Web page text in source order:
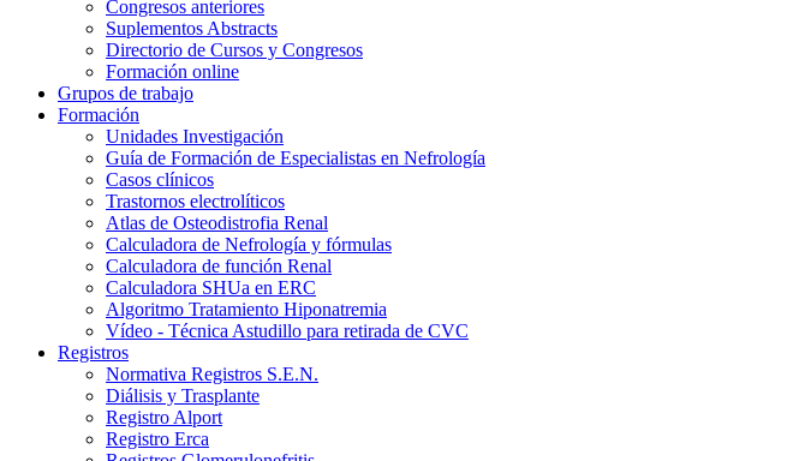
Congresos anteriores
Suplementos Abstracts
Directorio de Cursos y Congresos
Formación online
Grupos de trabajo
Formación
Unidades Investigación
Guía de Formación de Especialistas en Nefrología
Casos clínicos
Trastornos electrolíticos
Atlas de Osteodistrofia Renal
Calculadora de Nefrología y fórmulas
Calculadora de función Renal
Calculadora SHUa en ERC
Algoritmo Tratamiento Hiponatremia
Vídeo - Técnica Astudillo para retirada de CVC
Registros
Normativa Registros S.E.N.
Diálisis y Trasplante
Registro Alport
Registro Erca